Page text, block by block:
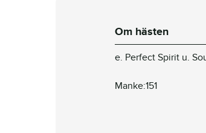
Om hästen
e. Perfect Spirit u.
Manke:151